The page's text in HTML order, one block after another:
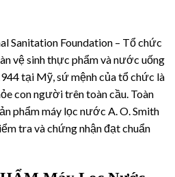
Sanitation Foundation – Tổ chức
vệ sinh thực phẩm và nước uống
tại Mỹ, sứ mệnh của tổ chức là
con người trên toàn cầu. Toàn
phẩm máy lọc nước A. O. Smith
tra và chứng nhận đạt chuẩn